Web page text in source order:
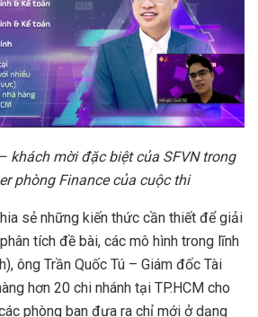
khách mời đặc biệt của SFVN trong
phòng Finance của cuộc thi
sẻ những kiến thức cần thiết để giải
tích đề bài, các mô hình trong lĩnh
ông Trần Quốc Tú – Giám đốc Tài
hơn 20 chi nhánh tại TP.HCM cho
phòng ban đưa ra chỉ mới ở dạng